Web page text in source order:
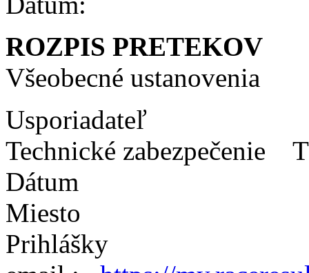
ROZPIS PRETEKOV
Všeobecné ustanovenia
Usporiadateľ TJ
Technické zabezpečenie
Dátum 03-
Miesto
Prihlášky Cez